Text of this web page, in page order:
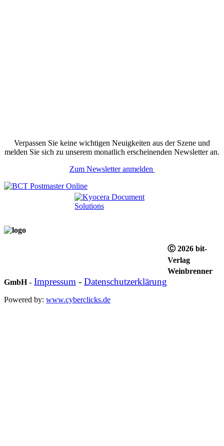
Verpassen Sie keine wichtigen Neuigkeiten aus der Szene und
melden Sie sich zu unserem monatlich erscheinenden Newsletter an.
Zum Newsletter anmelden
Ⓒ 2026 bit-
Verlag
Weinbrenner
GmbH- Impressum - Datenschutzerklärung
Powered by: www.cyberclicks.de